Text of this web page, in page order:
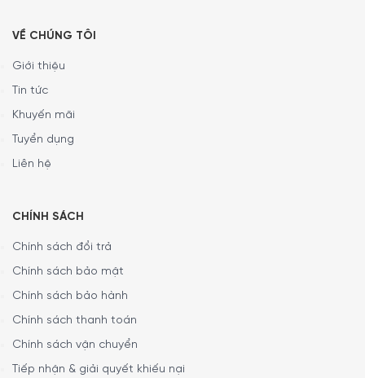
VỀ CHÚNG TÔI
Giới thiệu
Tin tức
Khuyến mãi
Tuyển dụng
Liên hệ
CHÍNH SÁCH
Chính sách đổi trả
Chính sách bảo mật
Chính sách bảo hành
Chính sách thanh toán
Chính sách vận chuyển
Tiếp nhận & giải quyết khiếu nại